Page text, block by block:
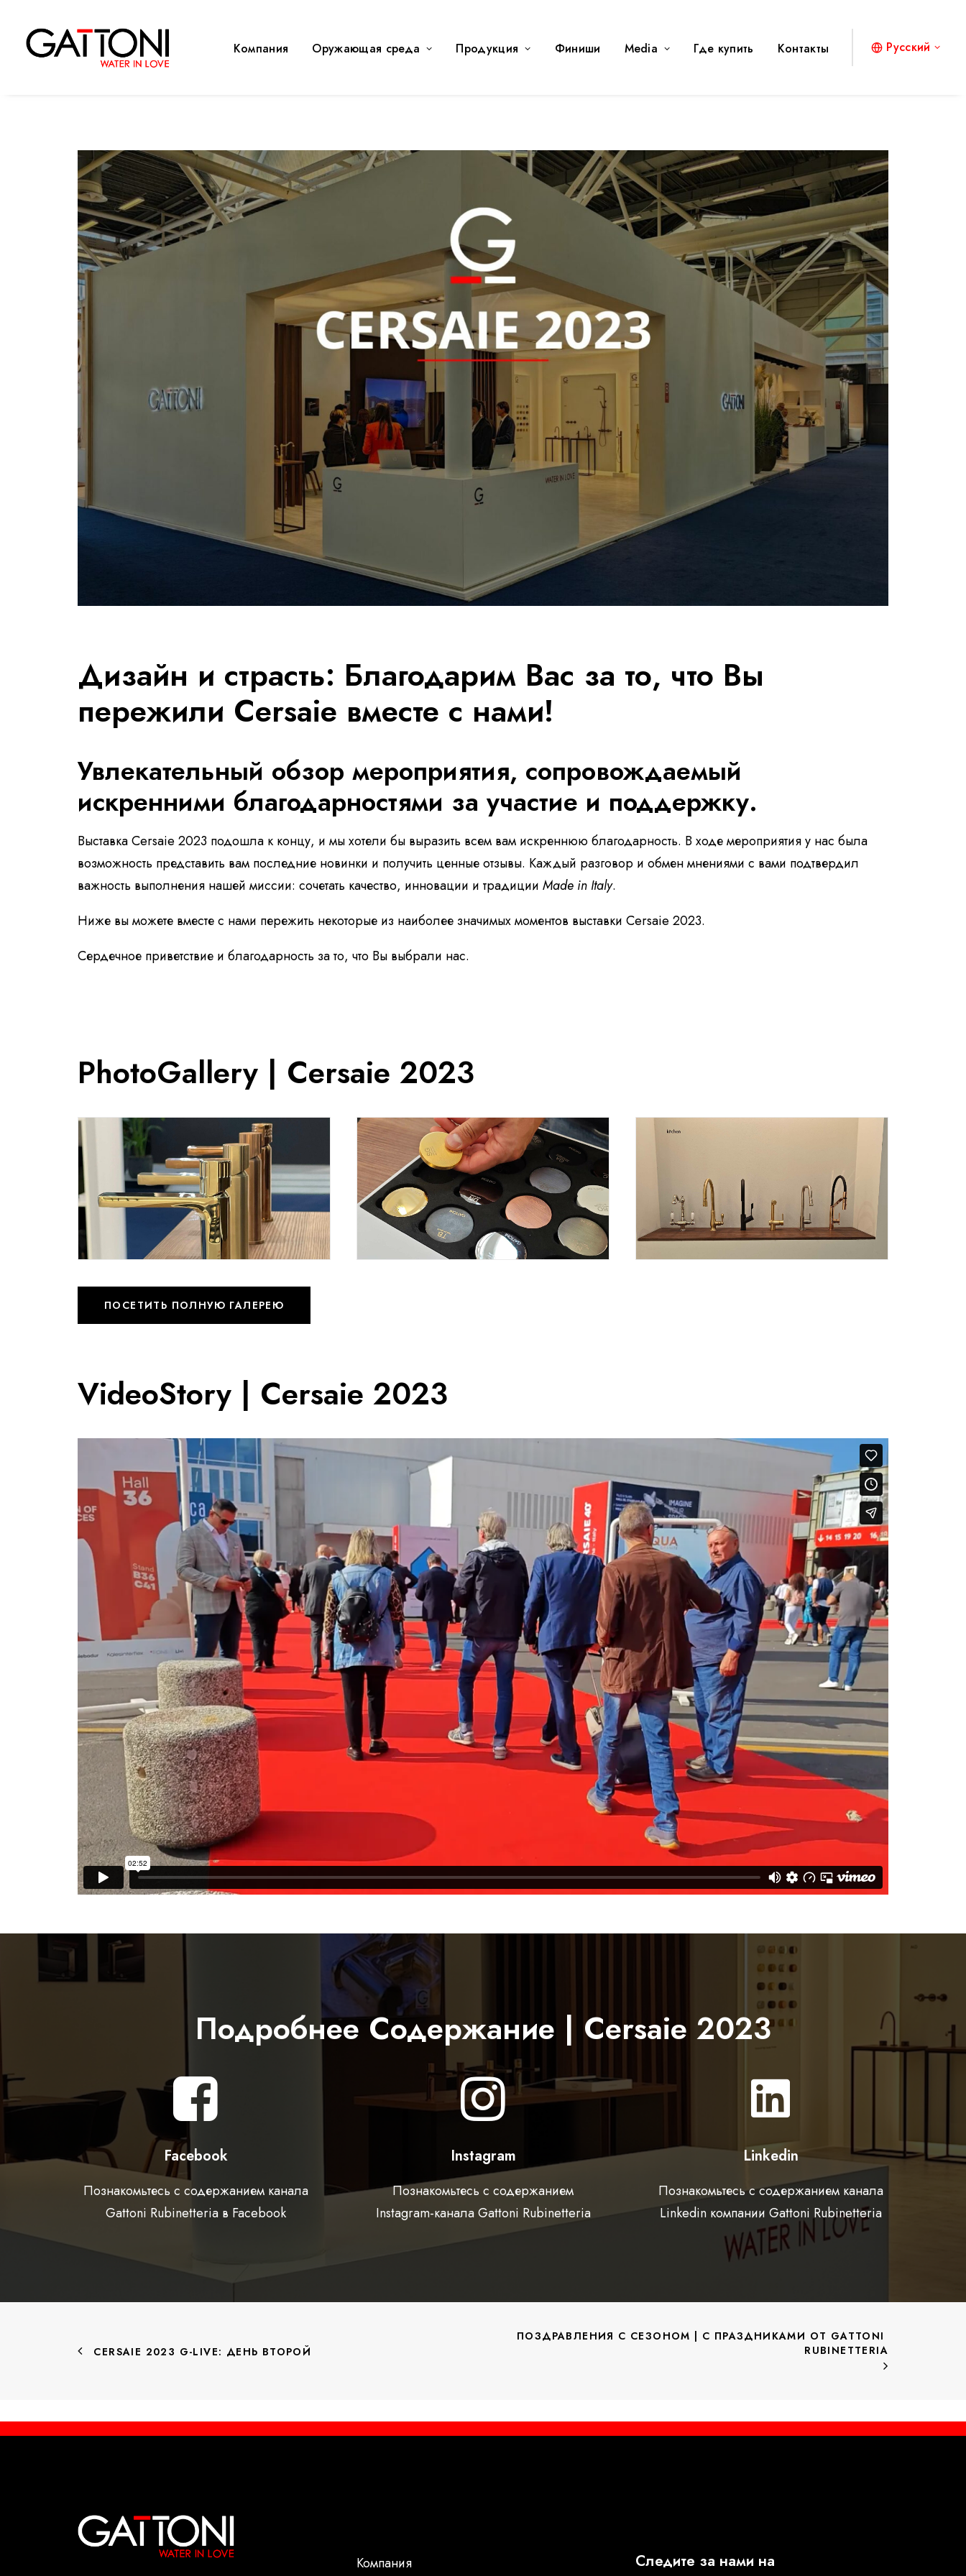
Компания Oружающая среда Продукция Финиши Media Где купить Контакты Русский
Дизайн и страсть: Благодарим Вас за то, что Вы
пережили Cersaie вместе с нами!
Увлекательный обзор мероприятия, сопровождаемый
искренними благодарностями за участие и поддержку.
Выставка Cersaie 2023 подошла к концу, и мы хотели бы выразить всем вам искреннюю благодарность. В ходе мероприятия у нас была
возможность представить вам последние новинки и получить ценные отзывы. Каждый разговор и обмен мнениями с вами подтвердил
важность выполнения нашей миссии: сочетать качество, инновации и традиции Made in Italy.
Ниже вы можете вместе с нами пережить некоторые из наиболее значимых моментов выставки Cersaie 2023.
Сердечное приветствие и благодарность за то, что Вы выбрали нас.
PhotoGallery | Cersaie 2023
ПОСЕТИТЬ ПОЛНУЮ ГАЛЕРЕЮ
VideoStory | Cersaie 2023
Подробнее Содержание | Cersaie 2023
Facebook
Познакомьтесь с содержанием канала
Gattoni Rubinetteria в Facebook
Instagram
Познакомьтесь с содержанием
Instagram-канала Gattoni Rubinetteria
Linkedin
Познакомьтесь с содержанием канала
Linkedin компании Gattoni Rubinetteria
CERSAIE 2023 G-LIVE: ДЕНЬ ВТОРОЙ
ПОЗДРАВЛЕНИЯ С СЕЗОНОМ | С ПРАЗДНИКАМИ ОТ GATTONI
RUBINETTERIA
Компания Следите за нами на